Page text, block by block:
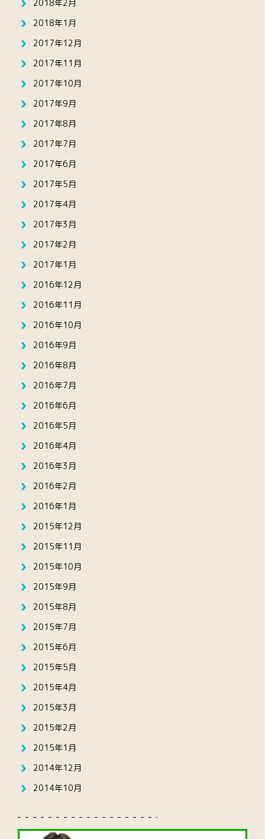
2018年2月
2018年1月
2017年12月
2017年11月
2017年10月
2017年9月
2017年8月
2017年7月
2017年6月
2017年5月
2017年4月
2017年3月
2017年2月
2017年1月
2016年12月
2016年11月
2016年10月
2016年9月
2016年8月
2016年7月
2016年6月
2016年5月
2016年4月
2016年3月
2016年2月
2016年1月
2015年12月
2015年11月
2015年10月
2015年9月
2015年8月
2015年7月
2015年6月
2015年5月
2015年4月
2015年3月
2015年2月
2015年1月
2014年12月
2014年10月